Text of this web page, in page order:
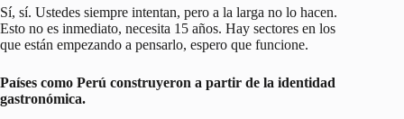
Sí, sí. Ustedes siempre intentan, pero a la larga no lo hacen.
Esto no es inmediato, necesita 15 años. Hay sectores en los
que están empezando a pensarlo, espero que funcione.
Países como Perú construyeron a partir de la identidad
gastronómica.